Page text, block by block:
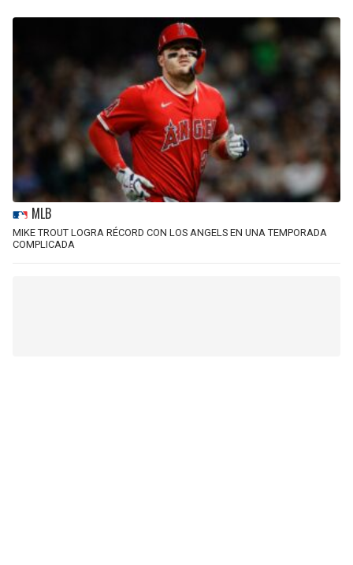
MLB
MIKE TROUT LOGRA RÉCORD CON LOS ANGELS EN UNA TEMPORADA
COMPLICADA